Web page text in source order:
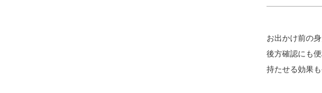
お出かけ前の
後方確認にも
持たせる効果も